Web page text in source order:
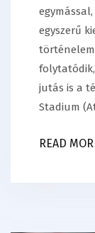
egyszerű
jutás is a
Stadium
READ